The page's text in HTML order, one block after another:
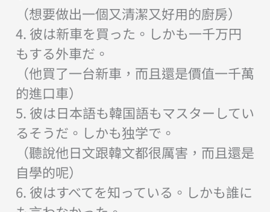
（想要做出一個又清潔又好用的廚房）
4. 彼は新車を買った。しかも一千万円
もする外車だ。
（他買了一台新車，而且還是價值一千萬
的進口車）
5. 彼は日本語も韓国語もマスターしてい
るそうだ。しかも独学で。
（聽說他日文跟韓文都很厲害，而且還是
自學的呢）
6. 彼はすべてを知っている。しかも誰に